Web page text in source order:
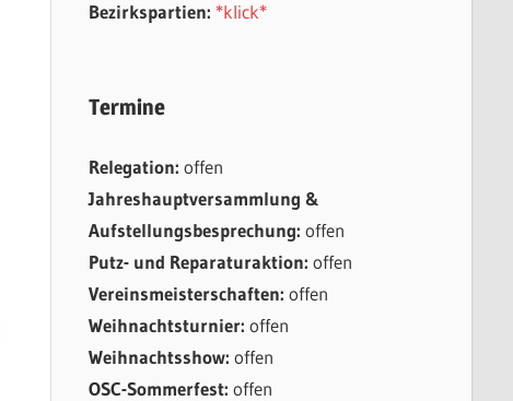
Bezirkspartien: *klick*
Termine
Relegation: offen
Jahreshauptversammlung &
Aufstellungsbesprechung: offen
Putz- und Reparaturaktion: offen
Vereinsmeisterschaften: offen
Weihnachtsturnier: offen
Weihnachtsshow: offen
OSC-Sommerfest: offen